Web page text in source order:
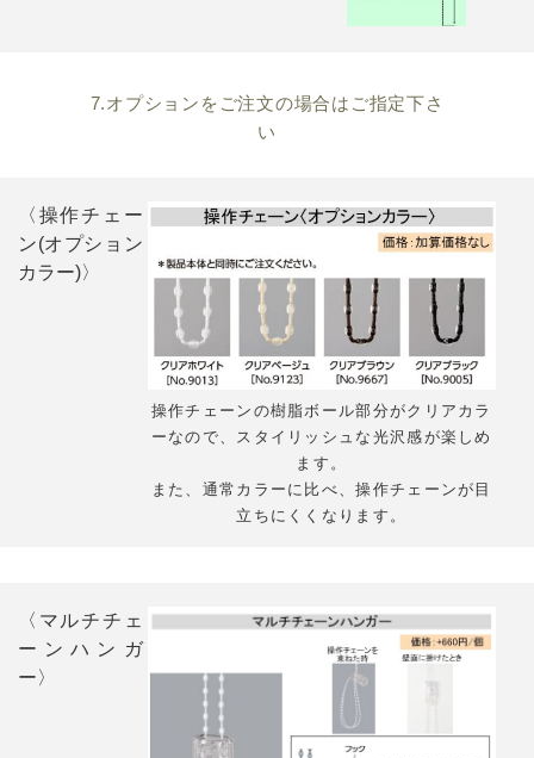
7.オプションをご注文の場合はご指定下さ
い
〈操作チェー
ン(オプション
カラー)〉
操作チェーンの樹脂ボール部分がクリアカラ
ーなので、スタイリッシュな光沢感が楽しめ
ます。
また、通常カラーに比べ、操作チェーンが目
立ちにくくなります。
〈マルチチェ
ーンハンガ
ー〉